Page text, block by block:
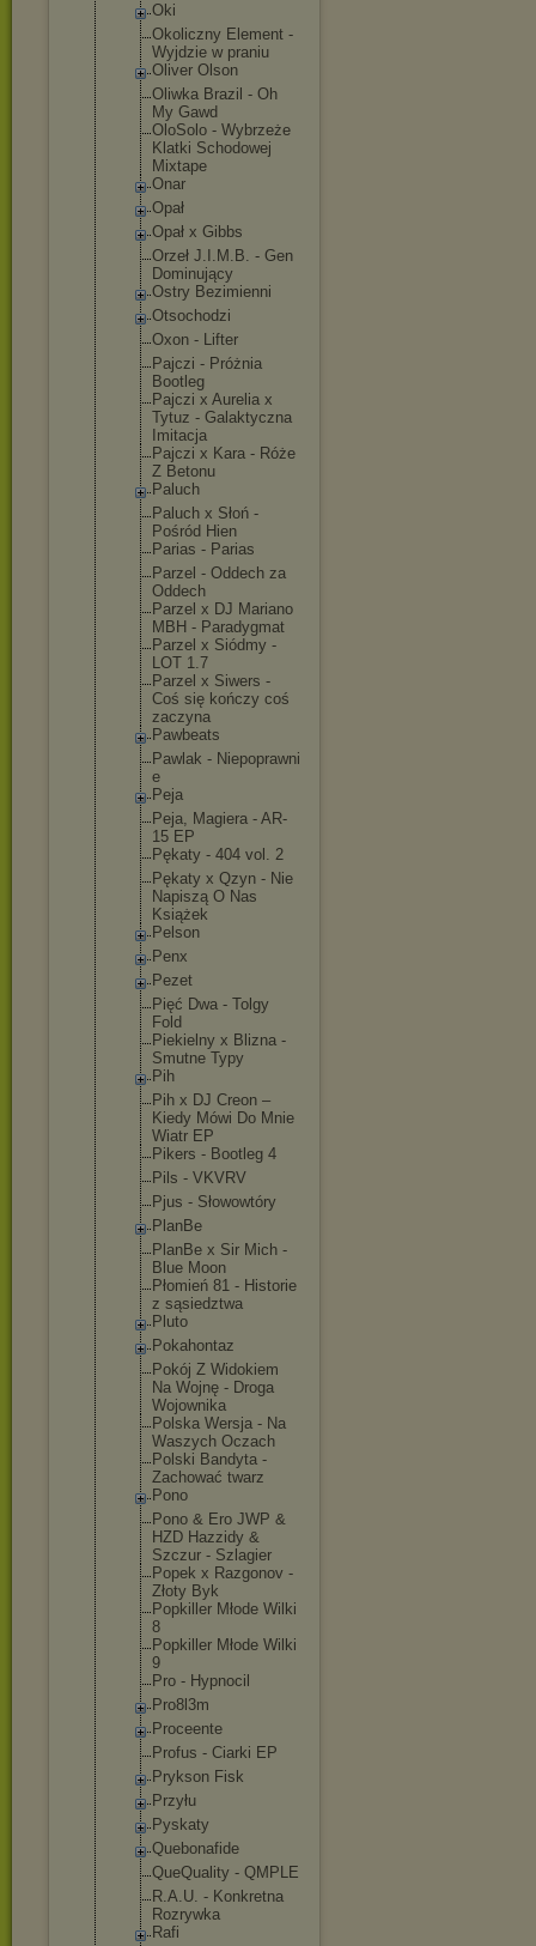
Oki
Okoliczny Element -
Wyjdzie w praniu
Oliver Olson
Oliwka Brazil - Oh
My Gawd
OloSolo - Wybrzeże
Klatki Schodowej
Mixtape
Onar
Opał
Opał x Gibbs
Orzeł J.I.M.B. - Gen
Dominujący
Ostry Bezimienni
Otsochodzi
Oxon - Lifter
Pajczi - Próżnia
Bootleg
Pajczi x Aurelia x
Tytuz - Galaktyczna
Imitacja
Pajczi x Kara - Róże
Z Betonu
Paluch
Paluch x Słoń -
Pośród Hien
Parias - Parias
Parzel - Oddech za
Oddech
Parzel x DJ Mariano
MBH - Paradygmat
Parzel x Siódmy -
LOT 1.7
Parzel x Siwers -
Coś się kończy coś
zaczyna
Pawbeats
Pawlak - Niepoprawni
e
Peja
Peja, Magiera - AR-
15 EP
Pękaty - 404 vol. 2
Pękaty x Qzyn - Nie
Napiszą O Nas
Książek
Pelson
Penx
Pezet
Pięć Dwa - Tolgy
Fold
Piekielny x Blizna -
Smutne Typy
Pih
Pih x DJ Creon –
Kiedy Mówi Do Mnie
Wiatr EP
Pikers - Bootleg 4
Pils - VKVRV
Pjus - Słowowtóry
PlanBe
PlanBe x Sir Mich -
Blue Moon
Płomień 81 - Historie
z sąsiedztwa
Pluto
Pokahontaz
Pokój Z Widokiem
Na Wojnę - Droga
Wojownika
Polska Wersja - Na
Waszych Oczach
Polski Bandyta -
Zachować twarz
Pono
Pono & Ero JWP &
HZD Hazzidy &
Szczur - Szlagier
Popek x Razgonov -
Złoty Byk
Popkiller Młode Wilki
8
Popkiller Młode Wilki
9
Pro - Hypnocil
Pro8l3m
Proceente
Profus - Ciarki EP
Prykson Fisk
Przyłu
Pyskaty
Quebonafide
QueQuality - QMPLE
R.A.U. - Konkretna
Rozrywka
Rafi